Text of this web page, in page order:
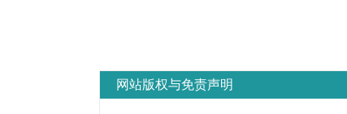
网站版权与免责声明